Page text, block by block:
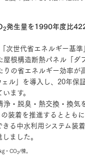
2発生量を1990年度比
次世代省エネルギー基
根構造断熱パネル「ダ
の省エネルギー効率が
ル」を導入し、20年保
ます。
・脱臭・熱交換・換
装着を推進するととも
る中水利用システム装
ました。
・CO2/棟。